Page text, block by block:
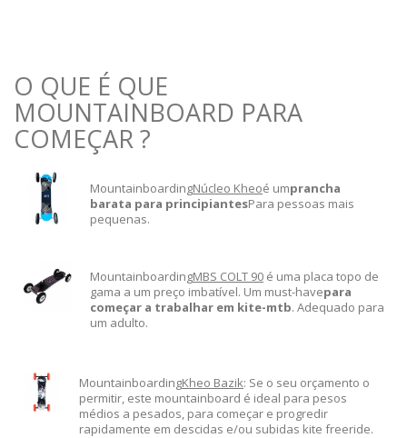
O QUE É QUE
MOUNTAINBOARD PARA
COMEÇAR ?
MountainboardingNúcleo Kheoé umprancha
barata para principiantesPara pessoas mais
pequenas.
MountainboardingMBS COLT 90 é uma placa topo de
gama a um preço imbatível. Um must-havepara
começar a trabalhar em kite-mtb. Adequado para
um adulto.
MountainboardingKheo Bazik: Se o seu orçamento o
permitir, este mountainboard é ideal para pesos
médios a pesados, para começar e progredir
rapidamente em descidas e/ou subidas kite freeride.